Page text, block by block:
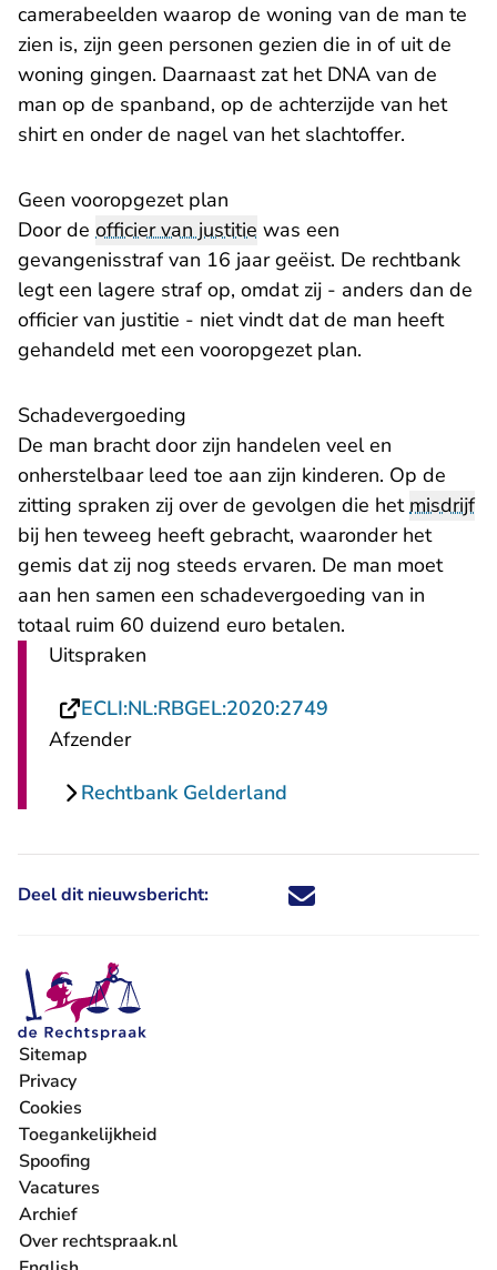
camerabeelden waarop de woning van de man te
zien is, zijn geen personen gezien die in of uit de
woning gingen. Daarnaast zat het DNA van de
man op de spanband, op de achterzijde van het
shirt en onder de nagel van het slachtoffer.
Geen vooropgezet plan
Door de officier van justitie was een
gevangenisstraf van 16 jaar geëist. De rechtbank
legt een lagere straf op, omdat zij - anders dan de
officier van justitie - niet vindt dat de man heeft
gehandeld met een vooropgezet plan.
Schadevergoeding
De man bracht door zijn handelen veel en
onherstelbaar leed toe aan zijn kinderen. Op de
zitting spraken zij over de gevolgen die hetmisdrijf
bij hen teweeg heeft gebracht, waaronder het
gemis dat zij nog steeds ervaren. De man moet
aan hen samen een schadevergoeding van in
totaal ruim 60 duizend euro betalen.
Uitspraken
ECLI:NL:RBGEL:2020:2749
Afzender
Rechtbank Gelderland
Deel dit nieuwsbericht: Deel dit nieuwsbericht via X -
Deel dit nieuwsbericht via
Deel dit nieuwsbericht
Deel dit
Sitemap
Privacy
Cookies
Toegankelijkheid
Spoofing
Vacatures
- U verlaat Rechtspraak.nl
Archief
Over rechtspraak.nl